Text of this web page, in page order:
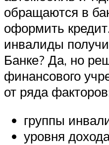
обращаются в
оформить
инвалиды
Банке? Да, но
финансового
от ряда
группы
уровня